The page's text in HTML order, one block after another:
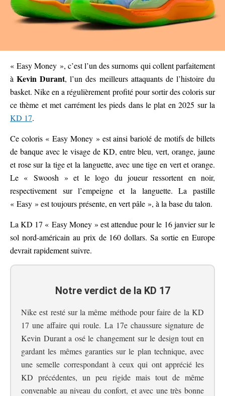
« Easy Money », c’est l’un des surnoms qui collent parfaitement
àKevin Durant, l’un des meilleurs attaquants de l’histoire du
basket. Nike en a régulièrement profité pour sortir des coloris sur
ce thème et met carrément les pieds dans le plat en 2025 sur la
KD 17.
Ce coloris « Easy Money » est ainsi bariolé de motifs de billets
de banque avec le visage de KD, entre bleu, vert, orange, jaune
et rose sur la tige et la languette, avec une tige en vert et orange.
Le « Swoosh » et le logo du joueur ressortent en noir,
respectivement sur l’empeigne et la languette. La pastille
« Easy » est toujours présente, en vert pâle », à la base du talon.
La KD 17 « Easy Money » est attendue pour le 16 janvier sur le
sol nord-américain au prix de 160 dollars. Sa sortie en Europe
devrait rapidement suivre.
Notre verdict de la KD 17
Nike est resté sur la même méthode pour faire de la KD
17 une affaire qui roule. La 17e chaussure signature de
Kevin Durant a osé le changement sur le design tout en
gardant les mêmes garanties sur le plan technique, avec
une semelle correspondant à ceux qui ont apprécié les
KD précédentes, un peu rigide mais tout de même
convenable au niveau du confort, et avec une très bonne